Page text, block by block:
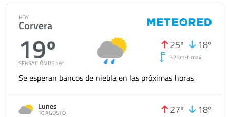
HOY
Corvera
19º
SENSACIÓN DE 19º
25º 18º
32 km/h max.
Se esperan bancos de niebla en las próximas horas
Lunes
10 AGOSTO 27º 18º